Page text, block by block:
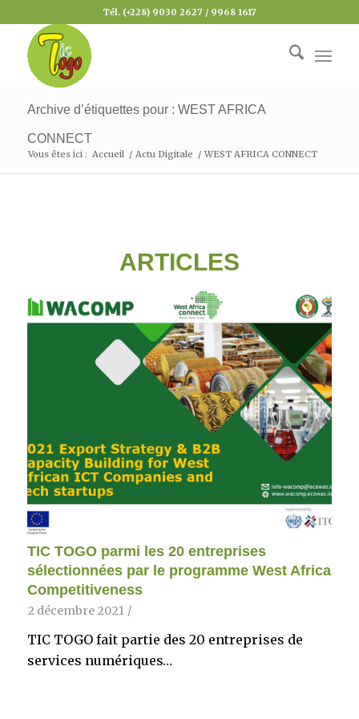
Tél. (+228) 9030 2627 / 9968 1617
Archive d’étiquettes pour : WEST AFRICA
CONNECT
Vous êtes ici : Accueil / Actu Digitale / WEST AFRICA CONNECT
ARTICLES
TIC TOGO parmi les 20 entreprises
sélectionnées par le programme West Africa
Competitiveness
2 décembre 2021 /
TIC TOGO fait partie des 20 entreprises de
services numériques…